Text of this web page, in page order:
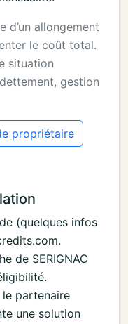
d’un allongement
le coût total.
situation
gestion
propriétaire
(quelques infos
de SERIGNAC
partenaire
une solution